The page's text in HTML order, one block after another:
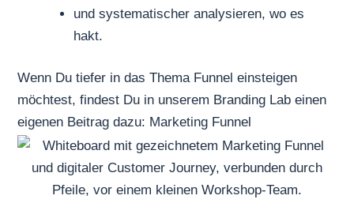
und systematischer analysieren, wo es
hakt.
Wenn Du tiefer in das Thema Funnel einsteigen
möchtest, findest Du in unserem Branding Lab einen
eigenen Beitrag dazu: Marketing Funnel